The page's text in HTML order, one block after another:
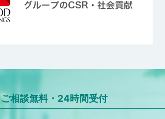
ご相談無料・24時間受付